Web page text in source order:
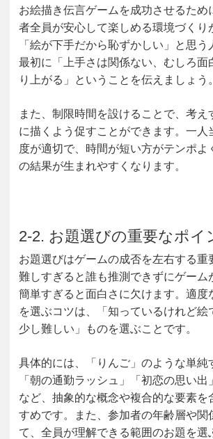
お絵描き伝言ゲームを成功させるため
者全員が安心して楽しめる環境づくり
「絵が下手だから恥ずかしい」と思う
最初に「上手さは関係ない、むしろ面
り上がる」ということを伝えましょう。
また、制限時間を設けることで、考え
に描くよう促すことができます。一人
度が適切で、時間が短い方がテンポよ
の結果が生まれやすくなります。
2-2. お題選びの重要なポイ
お題選びはゲームの成否を左右する重
難しすぎると誰も推測できずにゲーム
簡単すぎると面白さに欠けます。適度
を選ぶコツは、「知っているけれど絵
少し難しい」ものを選ぶことです。
具体的には、「りんご」のような単純
「朝の通勤ラッシュ」「初恋の思い出
など、抽象的な概念や複合的な要素を
すめです。また、参加者の年齢層や関
て、全員が理解できる範囲のお題を選